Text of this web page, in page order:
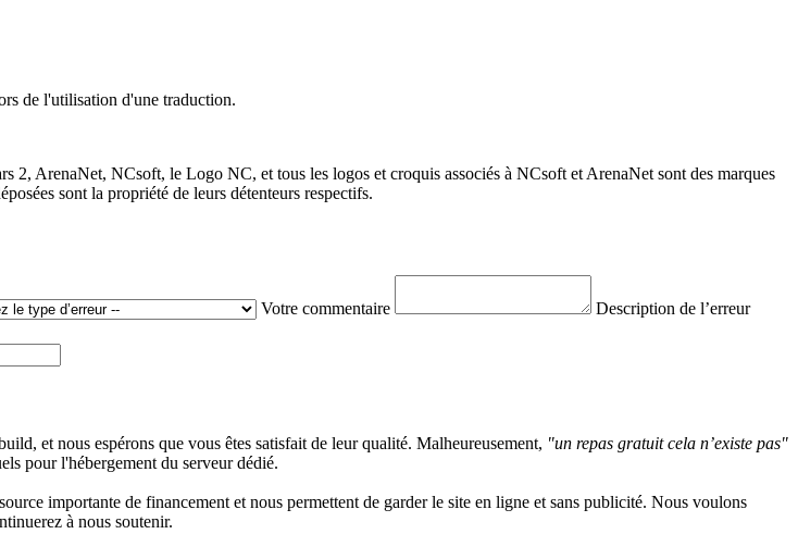
de l'utilisation d'une traduction.
ArenaNet, NCsoft, le Logo NC, et tous les logos et croquis associés à NCsoft et ArenaNet sont des marques
sont la propriété de leurs détenteurs respectifs.
Votre commentaire Description de l’erreur
et nous espérons que vous êtes satisfait de leur qualité. Malheureusement, "un repas gratuit cela n’existe pas"
pour l'hébergement du serveur dédié.
importante de financement et nous permettent de garder le site en ligne et sans publicité. Nous voulons
à nous soutenir.